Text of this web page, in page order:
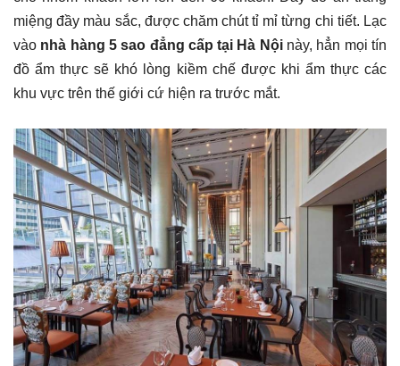
miệng đầy màu sắc, được chăm chút tỉ mỉ từng chi tiết. Lạc
vào nhà hàng 5 sao đẳng cấp tại Hà Nộinày, hẳn mọi tín
đồ ẩm thực sẽ khó lòng kiềm chế được khi ẩm thực các
khu vực trên thế giới cứ hiện ra trước mắt.